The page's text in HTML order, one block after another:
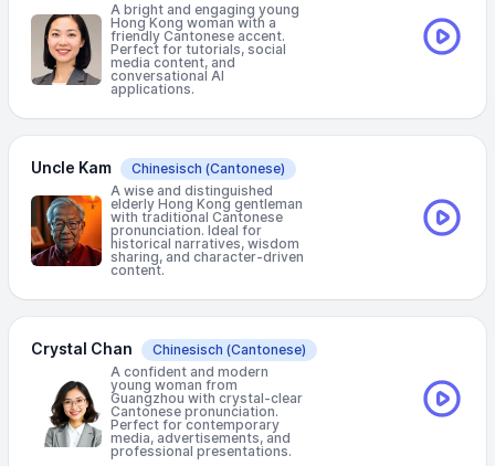
A bright and engaging young
Hong Kong woman with a
friendly Cantonese accent.
Perfect for tutorials, social
media content, and
conversational AI
applications.
Uncle Kam Chinesisch (Cantonese)
A wise and distinguished
elderly Hong Kong gentleman
with traditional Cantonese
pronunciation. Ideal for
historical narratives, wisdom
sharing, and character-driven
content.
Crystal Chan Chinesisch (Cantonese)
A confident and modern
young woman from
Guangzhou with crystal-clear
Cantonese pronunciation.
Perfect for contemporary
media, advertisements, and
professional presentations.